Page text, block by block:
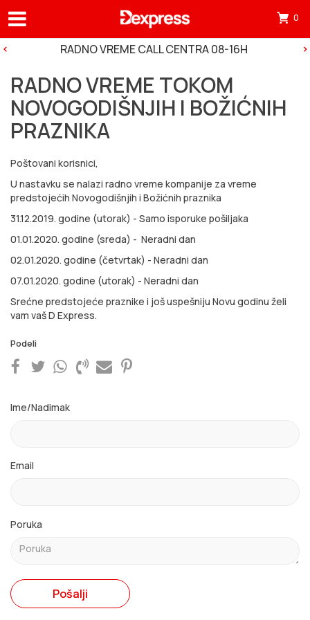
mini
0
RADNO VREME CALL CENTRA 08-16H
RADNO VREME TOKOM
NOVOGODIŠNJIH I BOŽIĆNIH
PRAZNIKA
Poštovani korisnici,
U nastavku se nalazi radno vreme kompanije za vreme
predstojećih Novogodišnjih i Božićnih praznika
31.12.2019. godine (utorak) - Samo isporuke pošiljaka
01.01.2020. godine (sreda) - Neradni dan
02.01.2020. godine (četvrtak) - Neradni dan
07.01.2020. godine (utorak) - Neradni dan
Srećne predstojeće praznike i još uspešniju Novu godinu želi
vam vaš D Express.
Podeli
Ime/Nadimak
Email
Poruka
Pošalji